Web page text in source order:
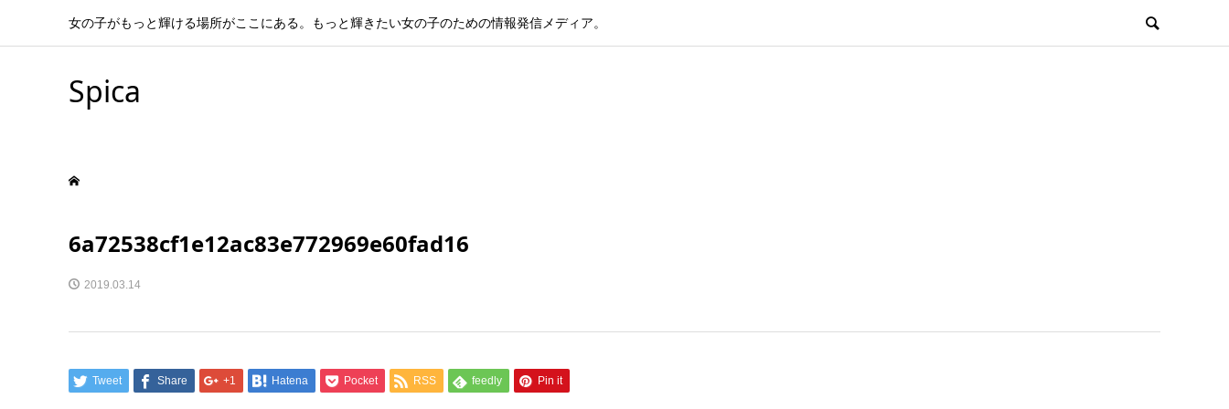
女の子がもっと輝ける場所がここにある。もっと輝きたい女の子のための情報発信メディア。
Spica
6a72538cf1e12ac83e772969e60fad16
2019.03.14
Tweet Share +1 Hatena Pocket RSS feedly Pin it